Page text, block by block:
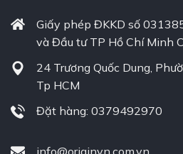
Giấy phép ĐKKD số
và Đầu tư TP Hồ Chí Minh
24 Trương Quốc Dung,
Tp HCM
Đặt hàng: 0379492970
info@originvn.com.vn